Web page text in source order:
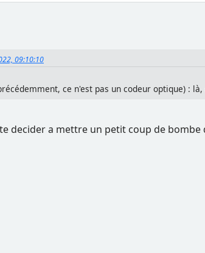
09:10:10
ce n'est pas un codeur optique) :
decider a mettre un petit coup de